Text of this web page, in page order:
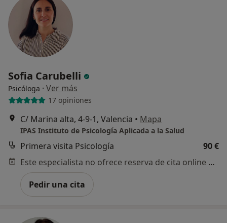
Sofia Carubelli
Psicóloga · Ver más
17 opiniones
C/ Marina alta, 4-9-1, Valencia • Mapa
IPAS Instituto de Psicología Aplicada a la Salud
Primera visita Psicología
90 €
Este especialista no ofrece reserva de cita online en esta dirección.
Pedir una cita